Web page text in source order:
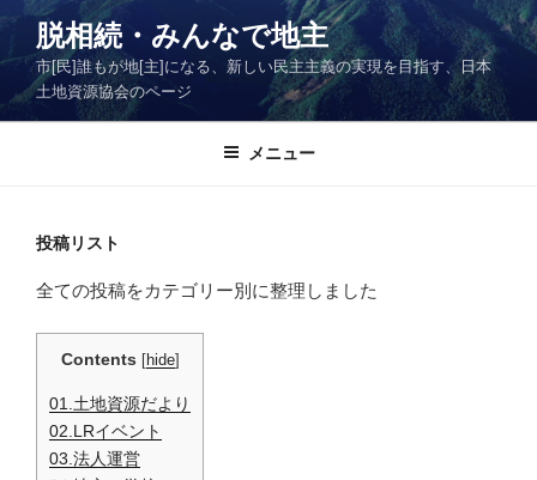
コ
テ
ン
ツ
脱相続・みんなで地主
市[民]誰もが地[主]になる、新しい民主主義の実現を目指す、日本
土地資源協会のページ
メニュー
投稿リスト
全ての投稿をカテゴリー別に整理しました
Contents [hide]
01.土地資源だより
02.LRイベント
03.法人運営